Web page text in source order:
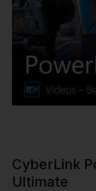
CyberLink
Ultimate